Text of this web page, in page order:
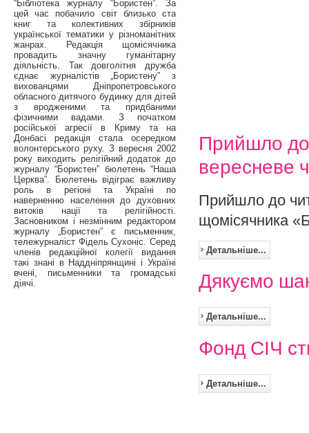
“Бібліотека журналу “Бористен”. За
цей час побачило світ близько ста
книг та колективних збірників
української тематики у різноманітних
жанрах. Редакція щомісячника
провадить значну гуманітарну
діяльність. Так довголітня дружба
єднає журналістів „Бористену” з
вихованцями Дніпропетровського
обласного дитячого будинку для дітей
з вродженими та придбаними
фізичними вадами. З початком
російської агресії в Криму та на
Донбасі редакція стала осередком
волонтерського руху. З вересня 2002
року виходить релігійний додаток до
журналу “Бористен” бюлетень “Наша
Церква”. Бюлетень відіграє важливу
роль в регіоні та Україні по
наверненню населення до духовних
витоків нації та релігійності.
Засновником і незмінним редактором
журналу „Бористен” є письменник,
тележурналіст Фідель Сухоніс. Серед
членів редакційної колегії видання
такі знані в Наддніпрянщині і Україні
вчені, письменники та громадські
діячі.
Прийшло до
вересневе
Прийшло до
щомісячника
Детальніше...
Дякуємо
Детальніше...
Фонд СІЧ
Детальніше...